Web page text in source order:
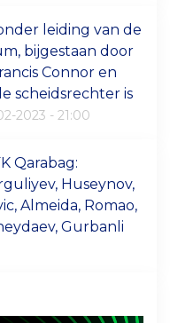
leiding van de
bijgestaan door
Connor en
scheidsrechter is
2023 - 21:00
Qarabag:
Huseynov,
Almeida, Romao,
Gurbanli